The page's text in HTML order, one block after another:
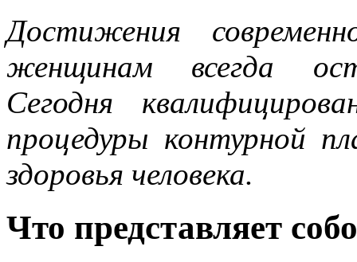
Достижения
женщинам всегда
Сегодня
процедуры контурной
здоровья человека.
Что представляет